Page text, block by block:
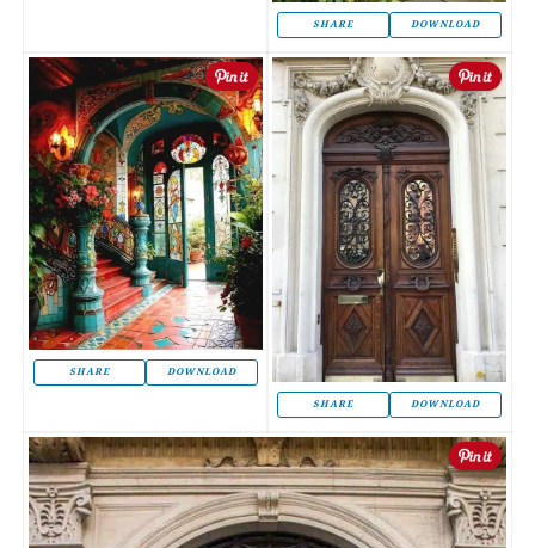
SHARE DOWNLOAD
SHARE DOWNLOAD
SHARE DOWNLOAD